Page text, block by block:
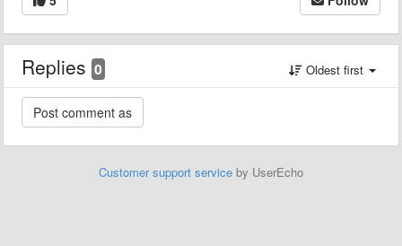
Replies 0 Oldest first
Customer support service by UserEcho